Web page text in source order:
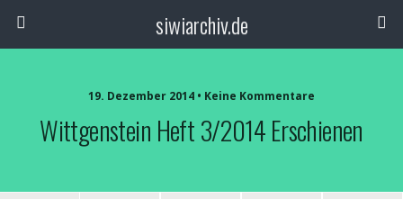
siwiarchiv.de
19. Dezember 2014 • Keine Kommentare
Wittgenstein Heft 3/2014 Erschienen